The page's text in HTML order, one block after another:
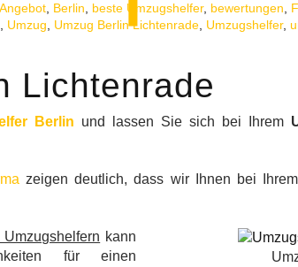
Angebot Berlin beste Umzugshelfer, bewertungen
Umzug Umzug Berlin Lichtenrade Umzugshelfer,
Lichtenrade
Berlin und lassen Sie sich bei Ihrem
zeigen deutlich, dass wir Ihnen bei
kann
für einen